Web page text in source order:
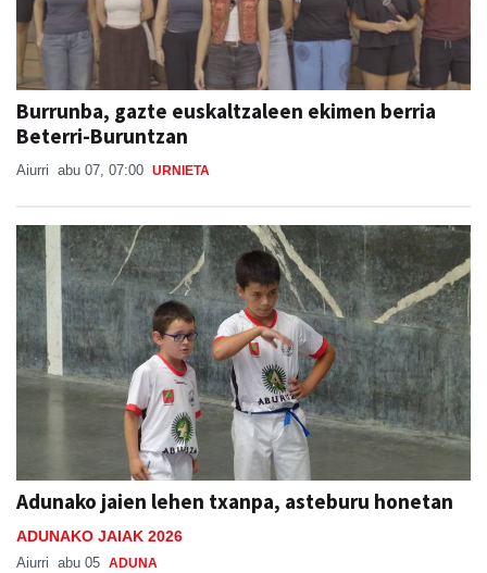
Burrunba, gazte euskaltzaleen ekimen berria
Beterri-Buruntzan
Aiurri abu 07, 07:00 URNIETA
Adunako jaien lehen txanpa, asteburu honetan
ADUNAKO JAIAK 2026
Aiurri abu 05 ADUNA